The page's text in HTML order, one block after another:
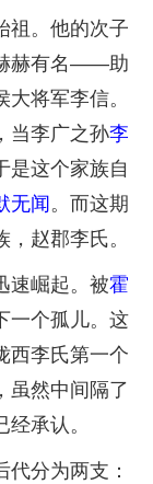
祖。他的次子
赫有名——助
大将军李信。
当李广之孙李
是这个家族自
无闻 。而这期
赵郡李氏。
崛起。被霍
一个孤儿。这
西李氏第一个
虽然中间隔了
承认。
分为两支：